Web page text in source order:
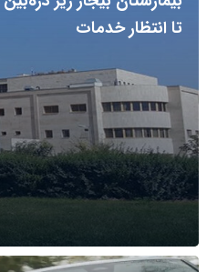
تا انتظار خدمات